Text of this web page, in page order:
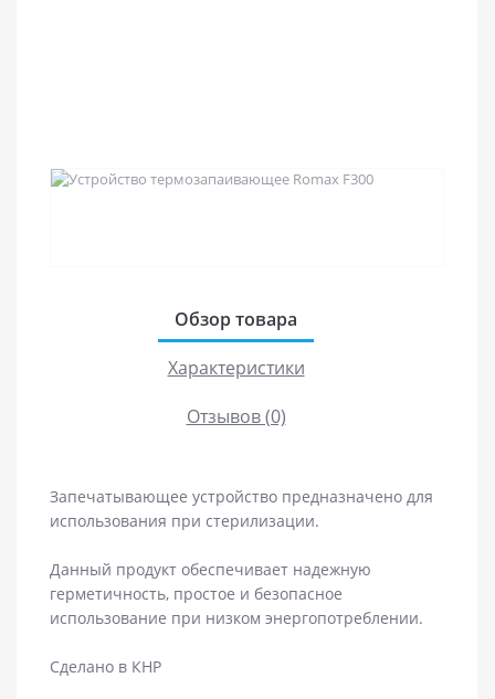
Обзор товара
Характеристики
Отзывов (0)
Запечатывающее устройство предназначено для
использования при стерилизации.
Данный продукт обеспечивает надежную
герметичность, простое и безопасное
использование при низком энергопотреблении.
Сделано в КНР